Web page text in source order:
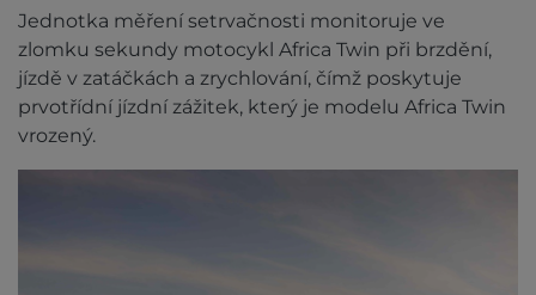
Jednotka měření setrvačnosti monitoruje ve
zlomku sekundy motocykl Africa Twin při brzdění,
jízdě v zatáčkách a zrychlování, čímž poskytuje
prvotřídní jízdní zážitek, který je modelu Africa Twin
vrozený.